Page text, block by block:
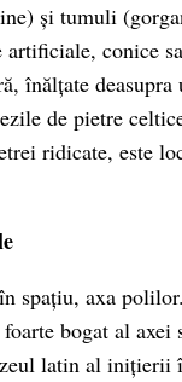
și tumuli
artificiale, conice
înălțate
de pietre
ridicate, este
spațiu, axa
bogat al axei
latin al inițierii